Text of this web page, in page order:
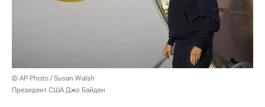
© AP Photo / Susan Walsh
Президент США Джо Байден